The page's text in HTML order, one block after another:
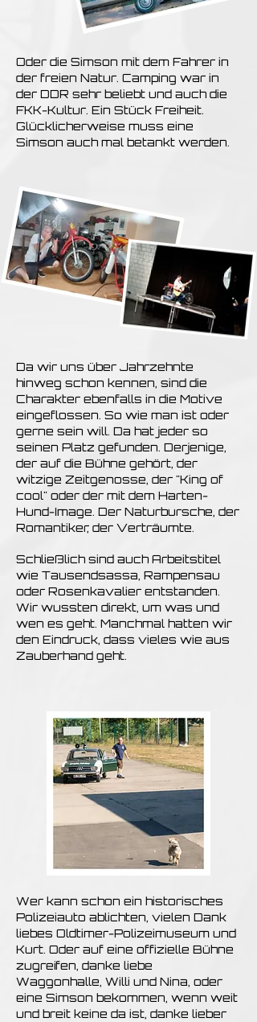
Oder die Simson mit dem Fahrer in
der freien Natur. Camping war in
der DDR sehr beliebt und auch die
FKK-Kultur. Ein Stück Freiheit.
Glücklicherweise muss eine
Simson auch mal betankt werden.
Da wir uns über Jahrzehnte
hinweg schon kennen, sind die
Charakter ebenfalls in die Motive
eingeflossen. So wie man ist oder
gerne sein will. Da hat jeder so
seinen Platz gefunden. Derjenige,
der auf die Bühne gehört, der
witzige Zeitgenosse, der "King of
cool" oder der mit dem Harten-
Hund-Image. Der Naturbursche, der
Romantiker, der Verträumte.
Schließlich sind auch Arbeitstitel
wie Tausendsassa, Rampensau
oder Rosenkavalier entstanden.
Wir wussten direkt, um was und
wen es geht. Manchmal hatten wir
den Eindruck, dass vieles wie aus
Zauberhand geht.
Wer kann schon ein historisches
Polizeiauto ablichten, vielen Dank
liebes Oldtimer-Polizeimuseum und
Kurt. Oder auf eine offizielle Bühne
zugreifen, danke liebe
Waggonhalle, Willi und Nina, oder
eine Simson bekommen, wenn weit
und breit keine da ist, danke lieber